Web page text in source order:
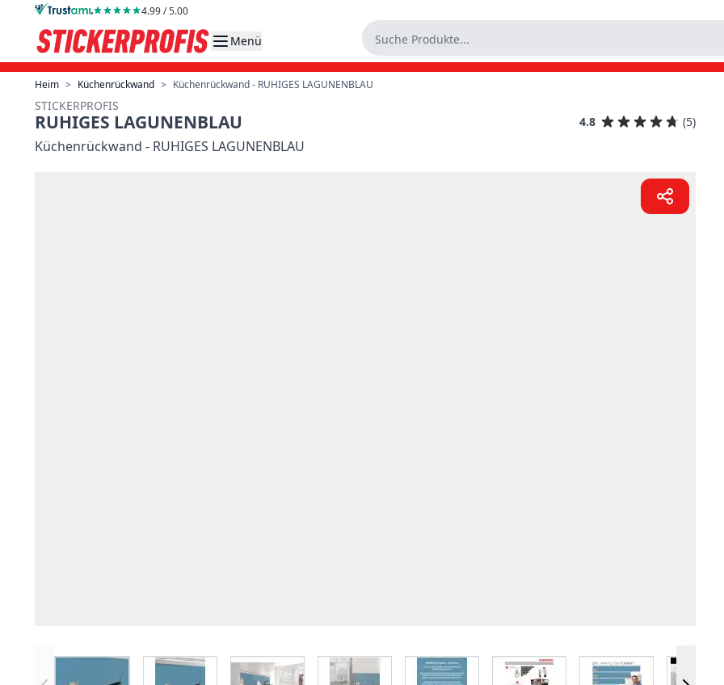
Direkt zum Inhalt 4.99 / 5.00
Menü
Heim > Küchenrückwand > Küchenrückwand - RUHIGES LAGUNENBLAU
STICKERPROFIS
RUHIGES LAGUNENBLAU 4.8 (5)
Küchenrückwand - RUHIGES LAGUNENBLAU
View larger imageView larger imageView larger image View larger imageView larger imageView larger imageView larger image